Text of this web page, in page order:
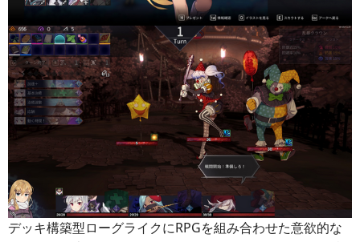
デッキ構築型ローグライクにRPGを組み合わせた意欲的な